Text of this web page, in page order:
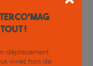
!
déplacement
viviez hors de